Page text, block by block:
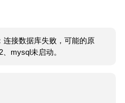
连接数据库失败，可能的原
mysql未启动。